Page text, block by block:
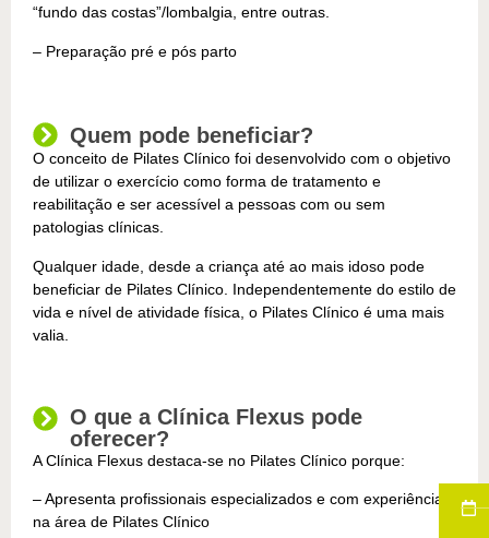
“fundo das costas”/lombalgia, entre outras.
– Preparação pré e pós parto
Quem pode beneficiar?
O conceito de Pilates Clínico foi desenvolvido com o objetivo
de utilizar o exercício como forma de tratamento e
reabilitação e ser acessível a pessoas com ou sem
patologias clínicas.
Qualquer idade, desde a criança até ao mais idoso pode
beneficiar de Pilates Clínico. Independentemente do estilo de
vida e nível de atividade física, o Pilates Clínico é uma mais
valia.
O que a Clínica Flexus pode
oferecer?
A Clínica Flexus destaca-se no Pilates Clínico porque:
– Apresenta profissionais especializados e com experiência
na área de Pilates Clínico